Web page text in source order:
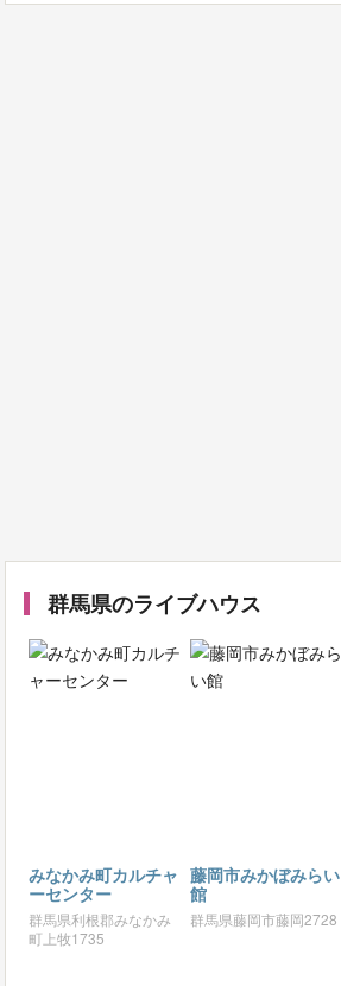
群馬県のライブハウス
みなかみ町カルチャ
ーセンター
群馬県利根郡みなかみ
町上牧1735
藤岡市みかぼみらい
館
群馬県藤岡市藤岡2728